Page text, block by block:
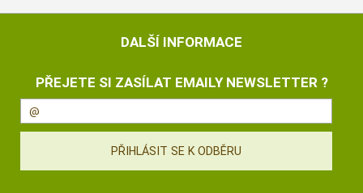
DALŠÍ INFORMACE
PŘEJETE SI ZASÍLAT EMAILY NEWSLETTER ?